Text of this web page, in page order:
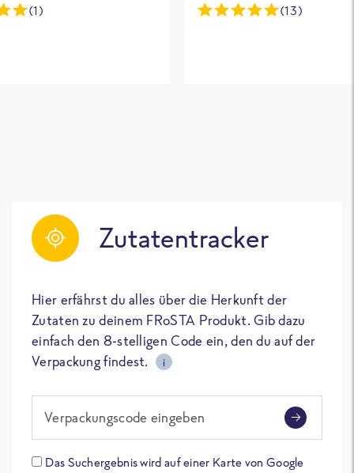
(1) (13)
Zutatentracker
Hier erfährst du alles über die Herkunft der
Zutaten zu deinem FRoSTA Produkt. Gib dazu
einfach den 8-stelligen Code ein, den du auf der
Verpackung findest.
i
Verpackungscode eingeben
Das Suchergebnis wird auf einer Karte von Google